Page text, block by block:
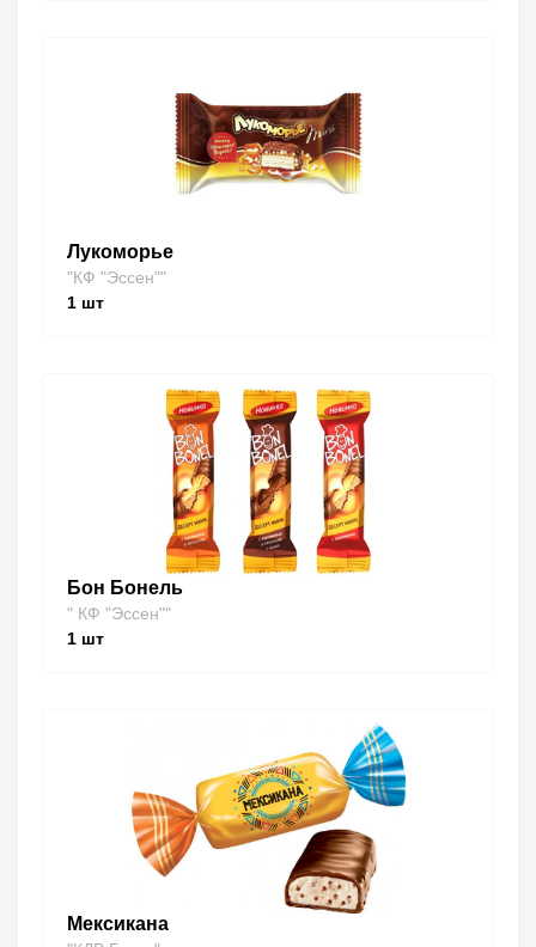
Лукоморье
"КФ "Эссен""
1 шт
Бон Бонель
" КФ "Эссен""
1 шт
Мексикана